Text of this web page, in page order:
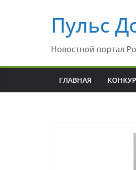
содержимомуПульс
Новостной портал
ГЛАВНАЯ